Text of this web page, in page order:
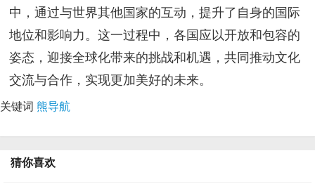
中，通过与世界其他国家的互动，提升了自身的国际
地位和影响力。这一过程中，各国应以开放和包容的
姿态，迎接全球化带来的挑战和机遇，共同推动文化
交流与合作，实现更加美好的未来。
关键词 熊导航
猜你喜欢